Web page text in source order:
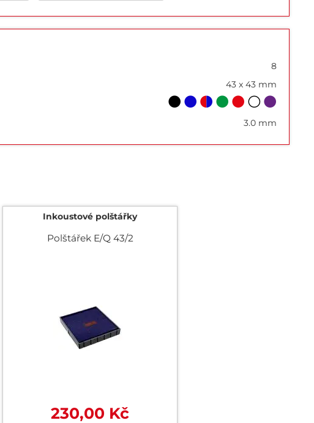
8
43 x 43 mm
3.0 mm
Inkoustové polštářky
Polštářek E/Q 43/2
230,00 Kč